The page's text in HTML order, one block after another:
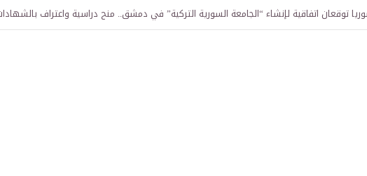
ارتفاع أسعار الذهب؟ إسلام مميش يحذر المستثمرين ويكشف العوامل الحاسمة لمسار الأسعار